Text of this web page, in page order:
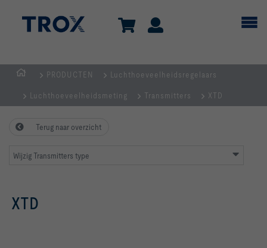
PRODUCTEN Luchthoeveelheidsregelaars
Luchthoeveelheidsmeting Transmitters XTD
Terug naar overzicht
Wijzig Transmitters type
XTD